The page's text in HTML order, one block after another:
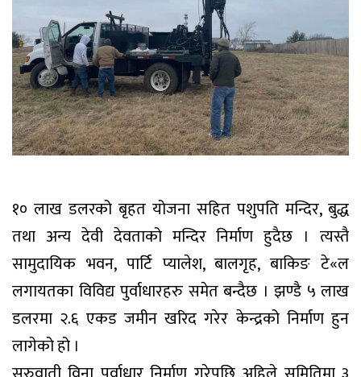
१० लाख डलरको बृहत योजना सहित पशुपति मन्दिर, बुद्ध
तथा अन्य देवी देवताको मन्दिर निर्माण हुदैछ । त्यस्तै
सामुदायिक भवन, पार्टि प्यालेश, बालगृह, बाकिङ टे«ल
लगायतका विविद्य पुर्वाधारहरु समेत बन्दैछ । झण्डै ५ लाख
डलरमा २.६ एकड जमीन खरिद गरेर केन्द्रको निर्माण हुन
लागेको हो ।